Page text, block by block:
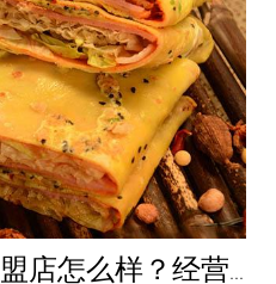
石小沫煎饼果儿加盟店怎么样？经营煎饼果子店利润如何